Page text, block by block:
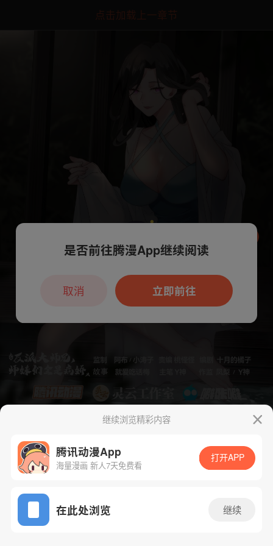
点击加载上一章节
App免费看
下一话 腾漫App免费看
继续浏览精彩内容
腾讯动漫App
海量漫画 新人7天免费看
打开APP
在此处浏览 继续
本章节仅支持App阅读，可打开App新用
户7天免费看
是否前往腾漫App继续阅读
立即前往
取消